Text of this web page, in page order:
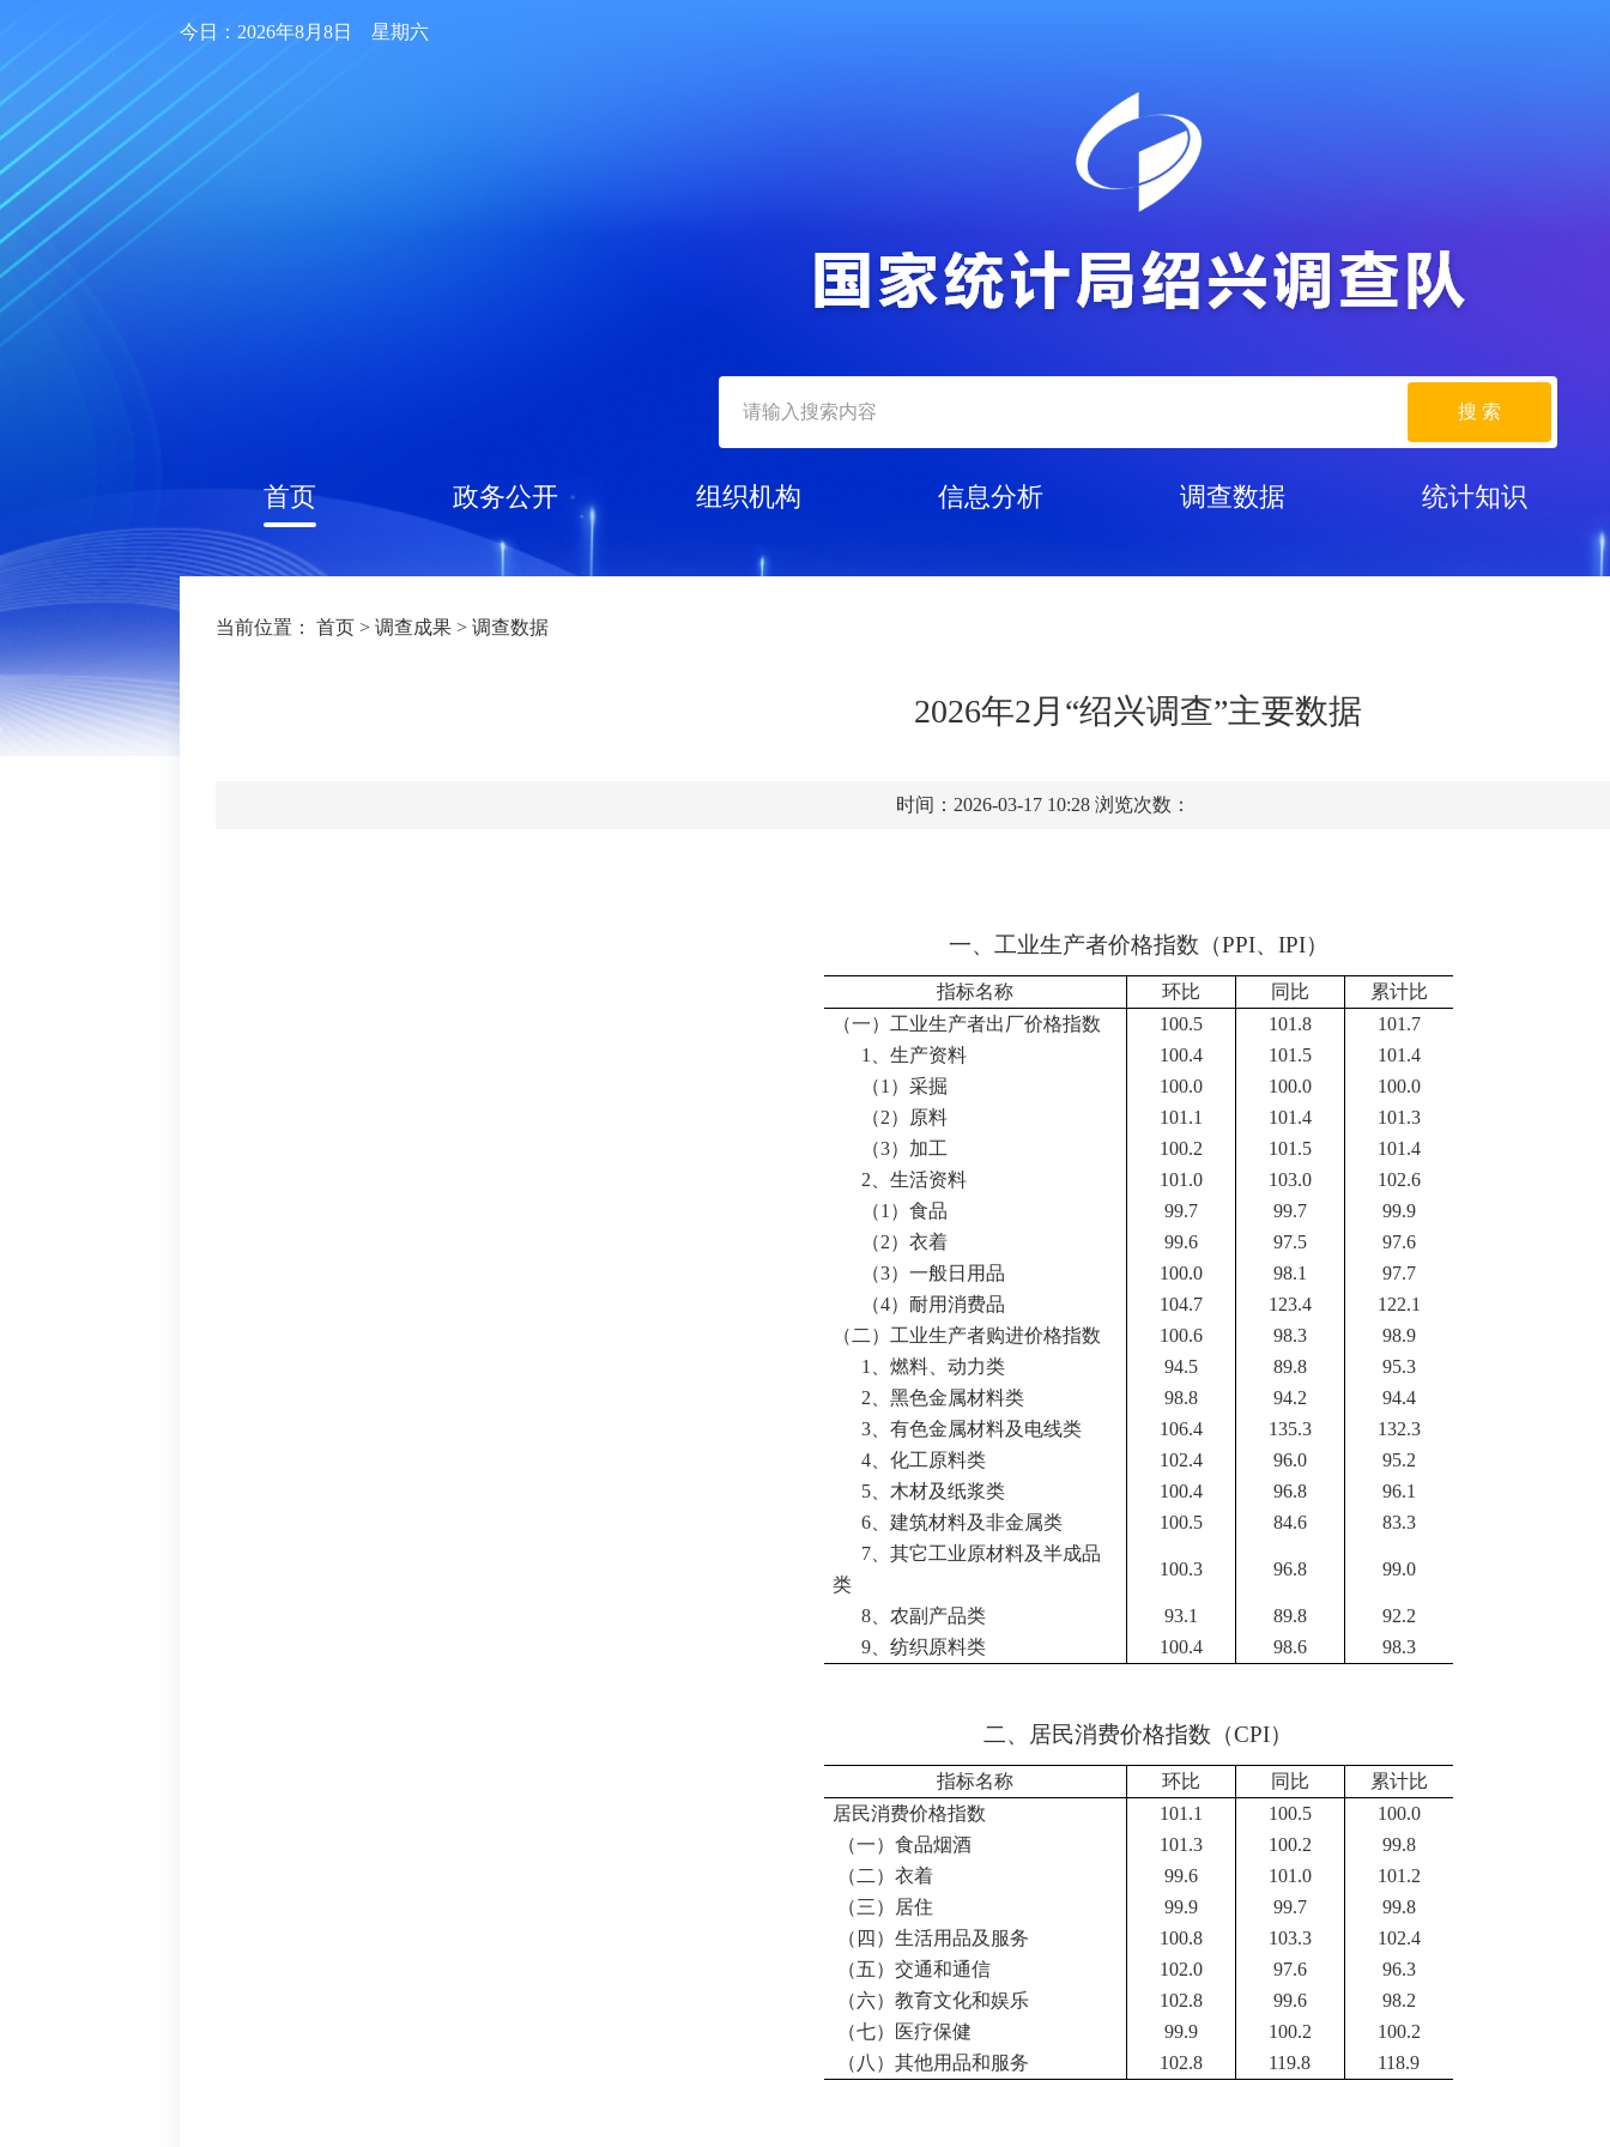
今日：2026年8月8日 星期六
搜 索
首页 政务公开 组织机构 信息分析 调查数据 统计知识
当前位置： 首页 > 调查成果 > 调查数据
2026年2月“绍兴调查”主要数据
时间：2026-03-17 10:28 浏览次数：
一、工业生产者价格指数 （PPI、 IPI）
指标名称 环比 同比
累计比
（一）工业生产者出厂价格指数 100.5 101.8
101.7
1
、生产资料 100.4 101.5
101.4
（1 ）采掘 100.0 100.0
100.0
（2）原料 101.1 101.4
101.3
（3）加工 100.2 101.5
101.4
2 、生活资料 101.0 103.0
102.6
（1 ）食品 99.7 99.7
99.9
（2）衣着 99.6 97.5
97.6
（3）一般日用品 100.0 98.1
97.7
（4）耐用消费品 104.7 123.4
122.1
（二）工业生产者购进价格指数
100.6 98.3
98.9
1
、燃料、动力类 94.5 89.8
95.3
2 、黑色金属材料类 98.8 94.2
94.4
3、有色金属材料及电线类 106.4 135.3
132.3
4、化工原料类 102.4 96.0
95.2
5、木材及纸浆类 100.4 96.8
96.1
6、建筑材料及非金属类 100.5 84.6
83.3
7、其它工业原材料及半成品
类
100.3 96.8 99.0
8、农副产品类 93.1 89.8
92.2
9、纺织原料类 100.4 98.6 98.3
二、 居民消费价格指数（CPI）
指标名称 环比 同比
累计比
居民消费价格指数
101.1 100.5
100.0
（一）食品烟酒
101.3 100.2
99.8
（二）衣着
99.6 101.0
101.2
（三）居住
99.9 99.7
99.8
（四）生活用品及服务
100.8 103.3
102.4
（五）交通和通信
102.0 97.6
96.3
（六）教育文化和娱乐
102.8 99.6
98.2
（七）医疗保健
99.9 100.2
100.2
（八）其他用品和服务
102.8 119.8 118.9